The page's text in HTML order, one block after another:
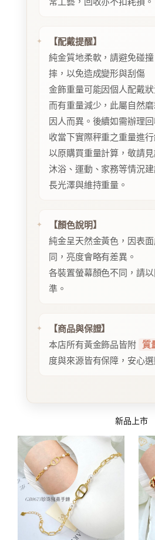
【配戴提醒】
純金質地柔軟，請避免碰
摔，以免造成變形與刮傷
金飾重量可能因個人配戴
而有重量減少，此屬自然
因人而異。後續如需辦理
收當下實際秤重之重量進
以原購買重量計算，敬請見
沐浴、運動、家務等情況
長光澤與維持重量。
【顏色說明】
純金呈天然金黃色，因表
同，亮度會略有差異。
各裝置螢幕顏色不同，請
準。
【商品與保證】
本店所有黃金飾品皆附 質
度與來源皆有保障，安心選
新品上市